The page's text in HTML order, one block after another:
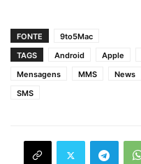
FONTE
9to5Mac
TAGS
Android Apple
Mensagens
MMS News
SMS